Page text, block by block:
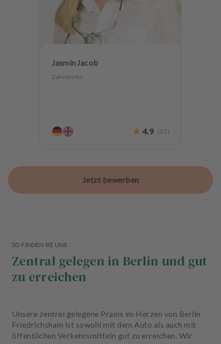
Jasmin Jacob
Zahnärztin
4.9 ( 21 )
Jetzt bewerben
SO FINDEN SIE UNS
Zentral gelegen in Berlin und gut
zu erreichen
Unsere zentral gelegene Praxis im Herzen von Berlin
Friedrichshain ist sowohl mit dem Auto als auch mit
öffentlichen Verkehrsmitteln gut zu erreichen. Wir